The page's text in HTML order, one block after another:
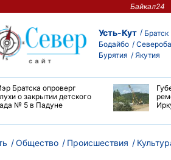
Байкал24
Усть-Кут Братск
Бодайбо
Бурятия
Якутия
Братска опроверг
о закрытии детского
№ 5 в Падуне
Общество Происшествия